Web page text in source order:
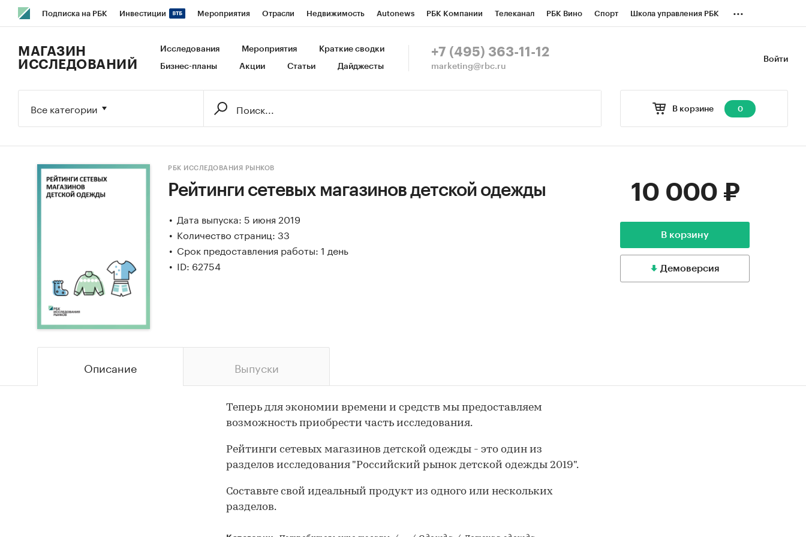
Подписка на РБК Инвестиции Мероприятия Отрасли Недвижимость Autonews РБК Компании Телеканал РБК Вино Спорт Школа управления РБК
Исследования Кредитные рейтинги Франшизы Газета Спецпроекты СПб Конференции СПб Спецпроекты
...
Войти
МАГАЗИН
ИССЛЕДОВАНИЙ
Исследования Мероприятия Краткие сводки
Бизнес-планы Акции Статьи Дайджесты
+7 (495) 363-11-12
marketing@rbc.ru
В корзине 0
Все категории
РБК ИССЛЕДОВАНИЯ РЫНКОВ
Рейтинги сетевых магазинов детской одежды
Дата выпуска: 5 июня 2019
Количество страниц: 33
Срок предоставления работы: 1 день
ID: 62754
10 000 ₽
В корзину
Демоверсия
Описание Выпуски
Теперь для экономии времени и средств мы предоставляем
возможность приобрести часть исследования.
Рейтинги сетевых магазинов детской одежды - это один из
разделов исследования "Российский рынок детской одежды 2019".
Составьте свой идеальный продукт из одного или нескольких
разделов.